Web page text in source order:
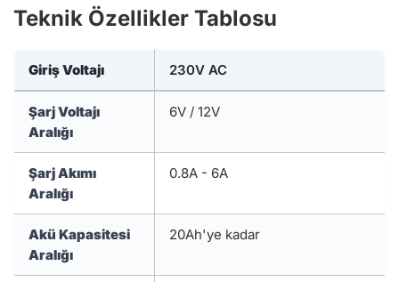
Teknik Özellikler Tablosu
Giriş Voltajı 230V AC
Şarj Voltajı
Aralığı
6V / 12V
Şarj Akımı
Aralığı
0.8A - 6A
Akü Kapasitesi
Aralığı
20Ah'ye kadar